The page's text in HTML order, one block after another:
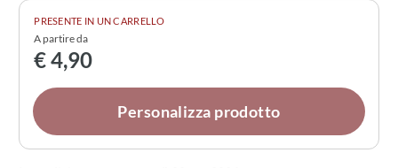
materiale e confezionamento, per creare una bomboniera
unica e personalizzata che rispecchia perfettamente il tuo
stile matrimoniale.
PRESENTE IN UN CARRELLO
A partire da
€ 4,90
Personalizza prodotto